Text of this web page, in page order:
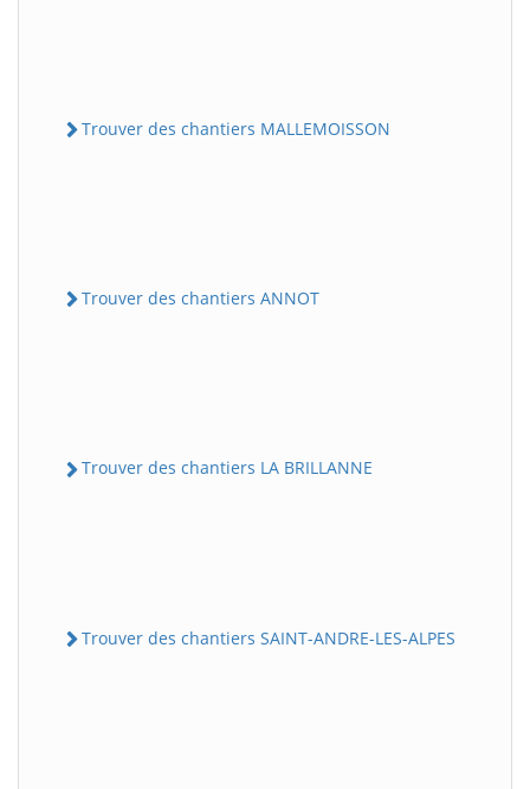
Trouver des chantiers MALLEMOISSON
Trouver des chantiers ANNOT
Trouver des chantiers LA BRILLANNE
Trouver des chantiers SAINT-ANDRE-LES-ALPES